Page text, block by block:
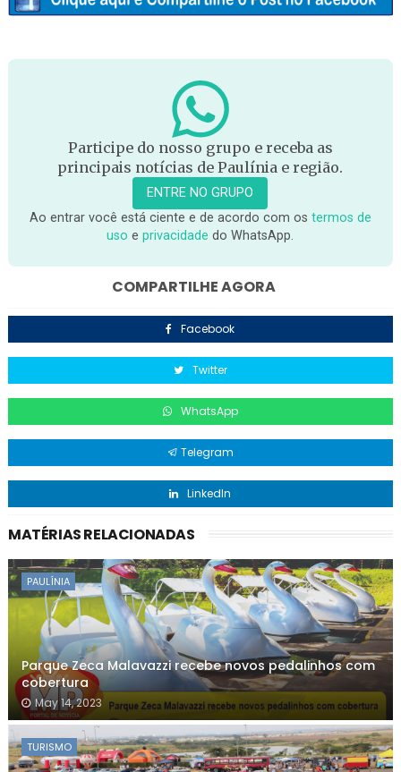
Participe do nosso grupo e receba as
principais notícias de Paulínia e região.
ENTRE NO GRUPO
Ao entrar você está ciente e de acordo com os termos de
uso eprivacidade do WhatsApp.
COMPARTILHE AGORA
Facebook
Twitter
WhatsApp
Telegram
LinkedIn
MATÉRIAS RELACIONADAS
PAULÍNIA
Parque Zeca Malavazzi recebe novos pedalinhos com
cobertura
May 14, 2023
TURISMO